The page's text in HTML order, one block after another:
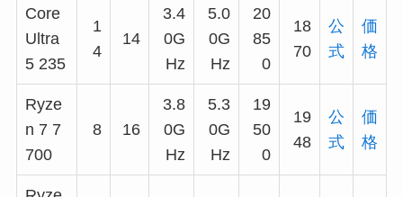
Core
Ultra
5 235
1
4
14
3.4
0G
Hz
5.0
0G
Hz
20
85
0
18
70
公
式
価
格
Ryze
n 7 7
700
8 16
3.8
0G
Hz
5.3
0G
Hz
19
50
0
19
48
公
式
価
格